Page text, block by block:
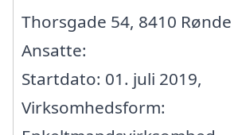
Thorsgade 54, 8410 Rønde
Ansatte:
Startdato: 01. juli 2019,
Virksomhedsform: